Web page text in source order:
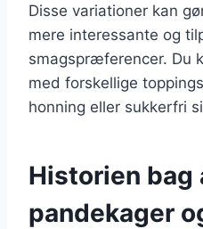
Disse variationer kan
mere interessante og
smagspræferencer. Du
med forskellige
honning eller sukkerfri
Historien bag
pandekager